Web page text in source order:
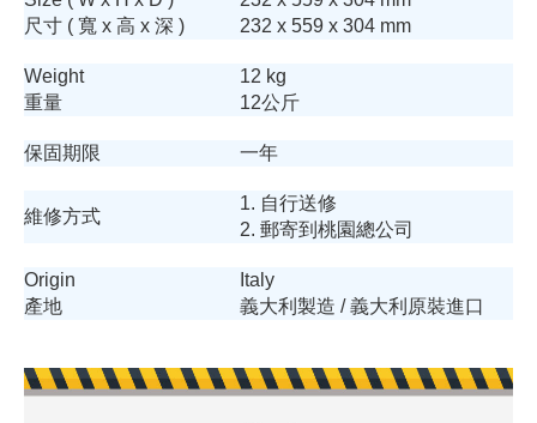
尺寸 ( 寬 x 高 x 深 )
232 x 559 x 304 mm
Weight
重量
12 kg
12公斤
保固期限 一年
維修方式
1. 自行送修
2. 郵寄到桃園總公司
Origin
產地
Italy
義大利製造 / 義大利原裝進口